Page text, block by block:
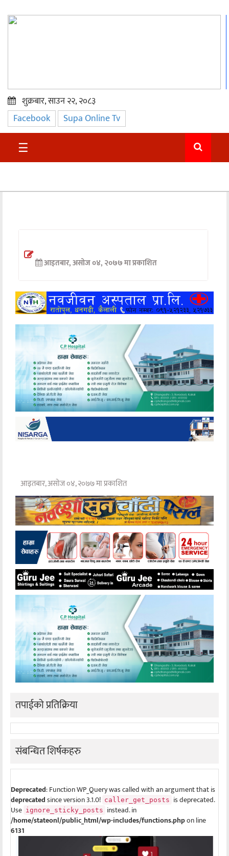
प्रमुख
समाचार
सुदुर
अन्तर्वार्ता
खेलकुद
मनोरञ्जन
अन्य
शुक्रबार, साउन २२, २०८३
Facebook Supa Online Tv
☰
आइतबार, असोज ०४, २०७७ मा प्रकाशित
आइतबार, असोज ०४, २०७७ मा प्रकाशित
तपाईको प्रतिक्रिया
संबन्धित शिर्षकहरु
Deprecated: Function WP_Query was called with an argument that is
deprecatedsince version 3.1.0! caller_get_posts is deprecated.
Use ignore_sticky_posts instead. in
/home/stateonl/public_html/wp-includes/functions.phpon line
6131